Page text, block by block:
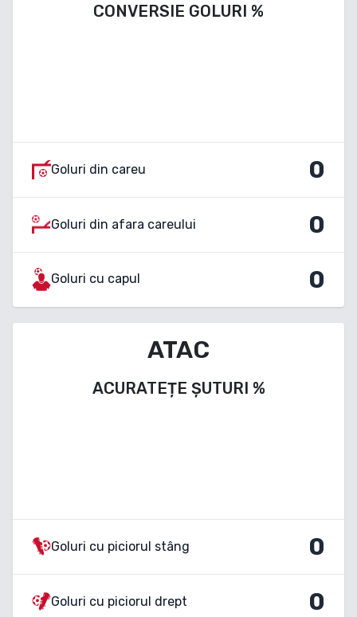
CONVERSIE GOLURI %
Goluri din careu 0
Goluri din afara careului 0
Goluri cu capul 0
ATAC
ACURATEȚE ȘUTURI %
Goluri cu piciorul stâng 0
Goluri cu piciorul drept 0